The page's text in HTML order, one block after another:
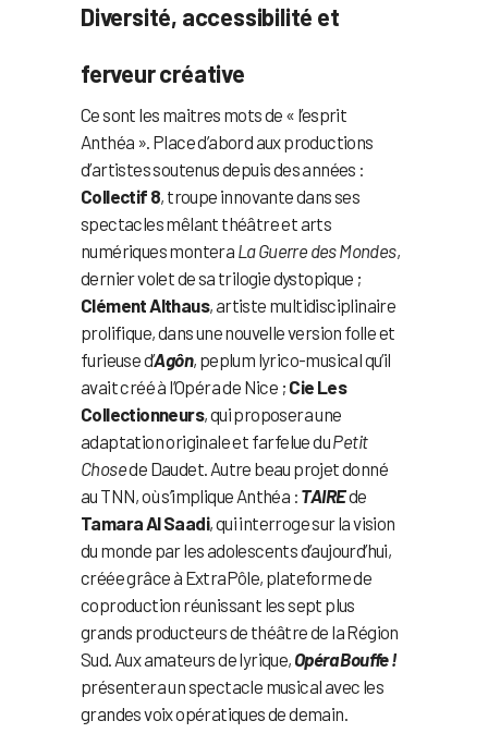
Diversité, accessibilité et
ferveur créative
Ce sont les maitres mots de « l’esprit
Anthéa ». Place d’abord aux productions
d’artistes soutenus depuis des années :
Collectif 8, troupe innovante dans ses
spectacles mêlant théâtre et arts
numériques montera La Guerre des Mondes,
dernier volet de sa trilogie dystopique ;
Clément Althaus, artiste multidisciplinaire
prolifique, dans une nouvelle version folle et
furieuse d’Agôn, peplum lyrico-musical qu’il
avait créé à l’Opéra de Nice ; Cie Les
Collectionneurs, qui proposera une
adaptation originale et farfelue duPetit
Chosede Daudet. Autre beau projet donné
au TNN, où s’implique Anthéa : TAIREde
Tamara Al Saadi, qui interroge sur la vision
du monde par les adolescents d’aujourd’hui,
créée grâce à ExtraPôle, plateforme de
coproduction réunissant les sept plus
grands producteurs de théâtre de la Région
Sud. Aux amateurs de lyrique, Opéra Bouffe !
présentera un spectacle musical avec les
grandes voix opératiques de demain.